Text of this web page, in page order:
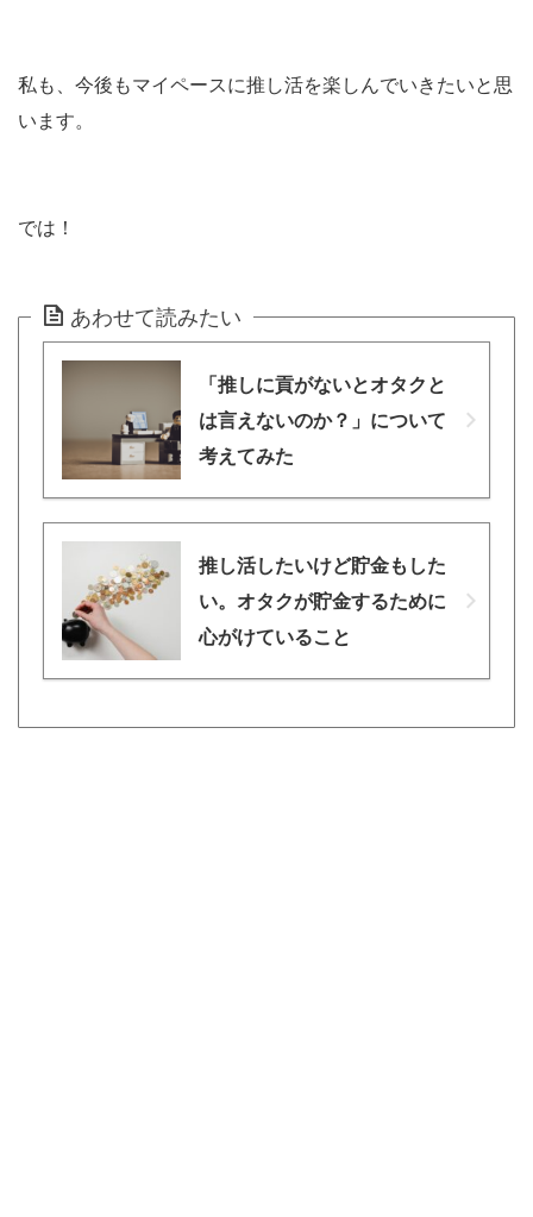
私も、今後もマイペースに推し活を楽しんでいきたいと思
います。
では！
あわせて読みたい
「推しに貢がないとオタクと
は言えないのか？」について
考えてみた
推し活したいけど貯金もした
い。オタクが貯金するために
心がけていること